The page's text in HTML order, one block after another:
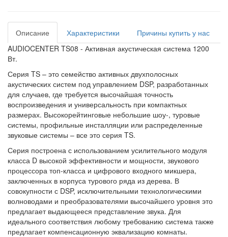
Описание Характеристики
Причины купить у нас
AUDIOCENTER TS08 - Активная акустическая система 1200
Вт.
Серия TS – это семейство активных двухполосных
акустических систем под управлением DSP, разработанных
для случаев, где требуется высочайшая точность
воспроизведения и универсальность при компактных
размерах. Высокорейтинговые небольшие шоу-, туровые
системы, профильные инсталляции или распределенные
звуковые системы – все это серия TS.
Серия построена с использованием усилительного модуля
класса D высокой эффективности и мощности, звукового
процессора топ-класса и цифрового входного микшера,
заключенных в корпуса турового ряда из дерева. В
совокупности с DSP, исключительными технологическими
волноводами и преобразователями высочайшего уровня это
предлагает выдающееся представление звука. Для
идеального соответствия любому требованию система также
предлагает компенсационную эквализацию комнаты.